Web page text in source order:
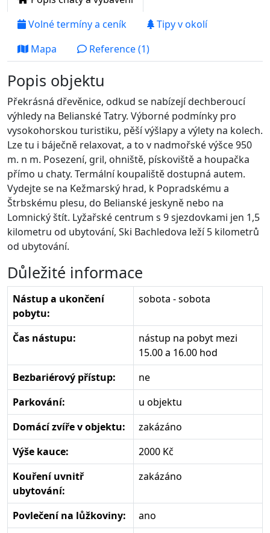
Volné termíny a ceník
Tipy v okolí
Mapa
Reference (1)
Popis objektu
Překrásná dřevěnice, odkud se nabízejí dechberoucí
výhledy na Belianské Tatry. Výborné podmínky pro
vysokohorskou turistiku, pěší výšlapy a výlety na kolech.
Lze tu i báječně relaxovat, a to v nadmořské výšce 950
m. n m. Posezení, gril, ohniště, pískoviště a houpačka
přímo u chaty. Termální koupaliště dostupná autem.
Vydejte se na Kežmarský hrad, k Popradskému a
Štrbskému plesu, do Belianské jeskyně nebo na
Lomnický štít. Lyžařské centrum s 9 sjezdovkami jen 1,5
kilometru od ubytování, Ski Bachledova leží 5 kilometrů
od ubytování.
Důležité informace
Nástup a ukončení
pobytu:
sobota - sobota
Čas nástupu:
nástup na pobyt mezi
15.00 a 16.00 hod
Bezbariérový přístup:
ne
Parkování:
u objektu
Domácí zvíře v objektu:
zakázáno
Výše kauce:
2000 Kč
Kouření uvnitř
ubytování:
zakázáno
Povlečení na lůžkoviny:
ano